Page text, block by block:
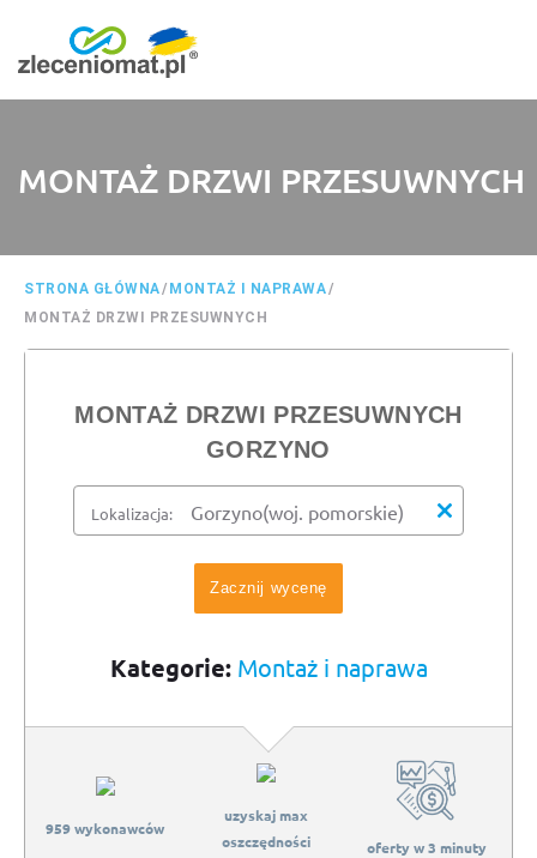
MONTAŻ DRZWI PRZESUWNYCH
STRONA GŁÓWNA/ MONTAŻ I NAPRAWA/
MONTAŻ DRZWI PRZESUWNYCH
MONTAŻ DRZWI PRZESUWNYCH
GORZYNO
Lokalizacja:
Zacznij wycenę
Kategorie: Montaż i naprawa
959 wykonawców
uzyskaj max
oszczędności
oferty w 3 minuty